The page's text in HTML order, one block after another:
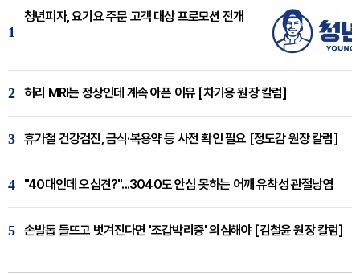
1
청년피자, 요기요 주문 고객 대상 프로모션 전개
2 허리 MRI는 정상인데 계속 아픈 이유 [차기용 원장 칼럼]
3 휴가철 건강검진, 금식·복용약 등 사전 확인 필요 [정도감 원장 칼럼]
4 "40대인데 오십견?"...3040도 안심 못하는 어깨 유착성 관절낭염
5 손발톱 들뜨고 벗겨진다면 '조갑박리증' 의심해야 [김철윤 원장 칼럼]